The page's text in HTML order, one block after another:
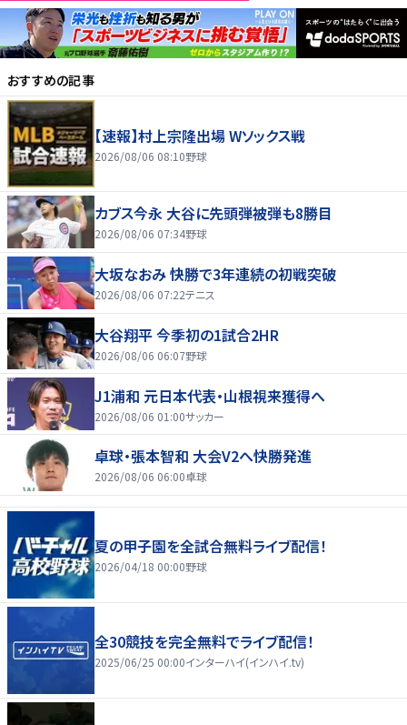
おすすめの記事
【速報】村上宗隆出場 Wソックス戦
2026/08/06 08:10野球
カブス今永 大谷に先頭弾被弾も8勝目
2026/08/06 07:34野球
大坂なおみ 快勝で3年連続の初戦突破
2026/08/06 07:22テニス
大谷翔平 今季初の1試合2HR
2026/08/06 06:07野球
J1浦和 元日本代表・山根視来獲得へ
2026/08/06 01:00サッカー
卓球・張本智和 大会V2へ快勝発進
2026/08/06 06:00卓球
夏の甲子園を全試合無料ライブ配信！
2026/04/18 00:00野球
全30競技を完全無料でライブ配信！
2025/06/25 00:00インターハイ(インハイ.tv)